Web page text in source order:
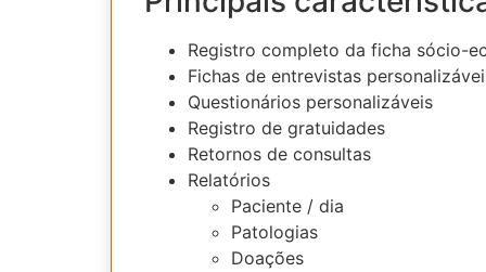
Registro completo da ficha sócio-
Fichas de entrevistas
Questionários personalizáveis
Registro de gratuidades
Retornos de consultas
Relatórios
Paciente / dia
Patologias
Doações